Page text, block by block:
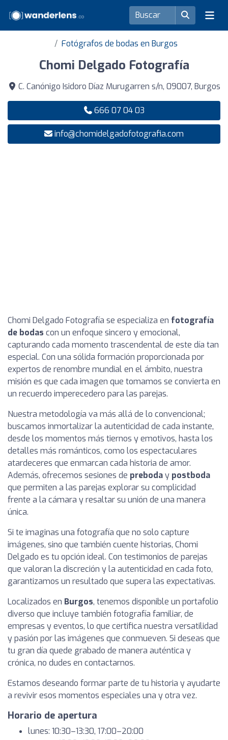
Fotógrafos de bodas en Burgos
Chomi Delgado Fotografía
C. Canónigo Isidoro Díaz Murugarren s/n, 09007, Burgos
666 07 04 03
info@chomidelgadofotografia.com
Chomi Delgado Fotografía se especializa en fotografía
de bodas con un enfoque sincero y emocional,
capturando cada momento trascendental de este día tan
especial. Con una sólida formación proporcionada por
expertos de renombre mundial en el ámbito, nuestra
misión es que cada imagen que tomamos se convierta en
un recuerdo imperecedero para las parejas.
Nuestra metodología va más allá de lo convencional;
buscamos inmortalizar la autenticidad de cada instante,
desde los momentos más tiernos y emotivos, hasta los
detalles más románticos, como los espectaculares
atardeceres que enmarcan cada historia de amor.
Además, ofrecemos sesiones de preboday postboda
que permiten a las parejas explorar su complicidad
frente a la cámara y resaltar su unión de una manera
única.
Si te imaginas una fotografía que no solo capture
imágenes, sino que también cuente historias, Chomi
Delgado es tu opción ideal. Con testimonios de parejas
que valoran la discreción y la autenticidad en cada foto,
garantizamos un resultado que supera las expectativas.
Localizados en Burgos, tenemos disponible un portafolio
diverso que incluye también fotografía familiar, de
empresas y eventos, lo que certifica nuestra versatilidad
y pasión por las imágenes que conmueven. Si deseas que
tu gran día quede grabado de manera auténtica y
crónica, no dudes en contactarnos.
Estamos deseando formar parte de tu historia y ayudarte
a revivir esos momentos especiales una y otra vez.
Horario de apertura
lunes: 10:30–13:30, 17:00–20:00